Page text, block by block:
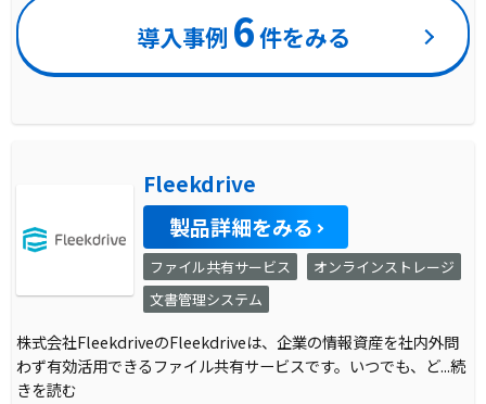
導入事例 6件をみる
Fleekdrive
製品詳細をみる
ファイル共有サービス
オンラインストレージ
文書管理システム
株式会社FleekdriveのFleekdriveは、企業の情報資産を社内外問
わず有効活用できるファイル共有サービスです。いつでも、ど...続
きを読む